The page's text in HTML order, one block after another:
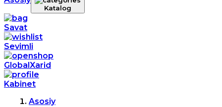
Katalog
Savat
Sevimli
GlobalXarid
Kabinet
Asosiy